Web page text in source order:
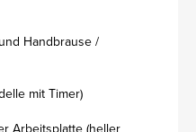
Handbrause /
mit Timer)